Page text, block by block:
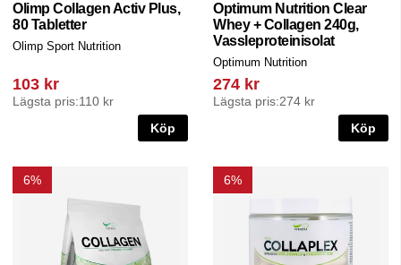
Olimp Collagen Activ Plus,
80 Tabletter
Olimp Sport Nutrition
103 kr
Lägsta pris:110 kr
Köp
Optimum Nutrition Clear
Whey + Collagen 240g,
Vassleproteinisolat
Optimum Nutrition
274 kr
Lägsta pris:274 kr
Köp
6% 6%